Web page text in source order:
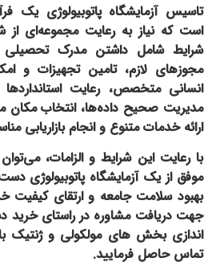
تاسیس آزمایشگاه پاتوبیولوژی یک
است که نیاز به رعایت مجموعه‌ای از
شرایط شامل داشتن مدرک
مجوزهای لازم، تامین تجهیزات و
انسانی متخصص، رعایت
مدیریت صحیح داده‌ها، انتخاب مکان
ارائه خدمات متنوع و انجام بازاریابی
با رعایت این شرایط و الزامات،
موفق از یک آزمایشگاه پاتوبیولوژی
بهبود سلامت جامعه و ارتقای کیفیت
جهت دریافت مشاوره در راستای خرید
اندازی بخش های مولکولی و ژنتیک
تماس حاصل فرمایید.